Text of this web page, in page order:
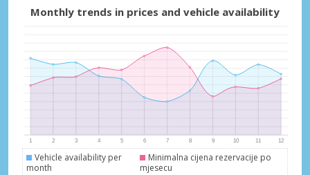
Monthly trends in prices and vehicle availability
Vehicle availability per
month
Minimalna cijena rezervacije po
mjesecu